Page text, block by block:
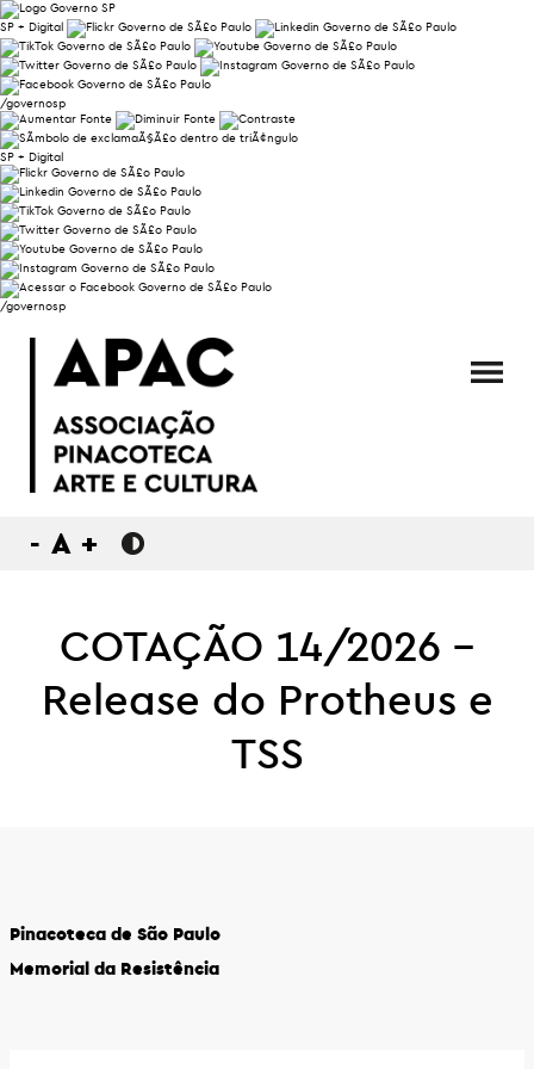
SP + Digital
/governosp
SP + Digital
/governosp
- A +
COTAÇÃO 14/2026 –
Release do Protheus e
TSS
Pinacoteca de São Paulo
Memorial da Resistência